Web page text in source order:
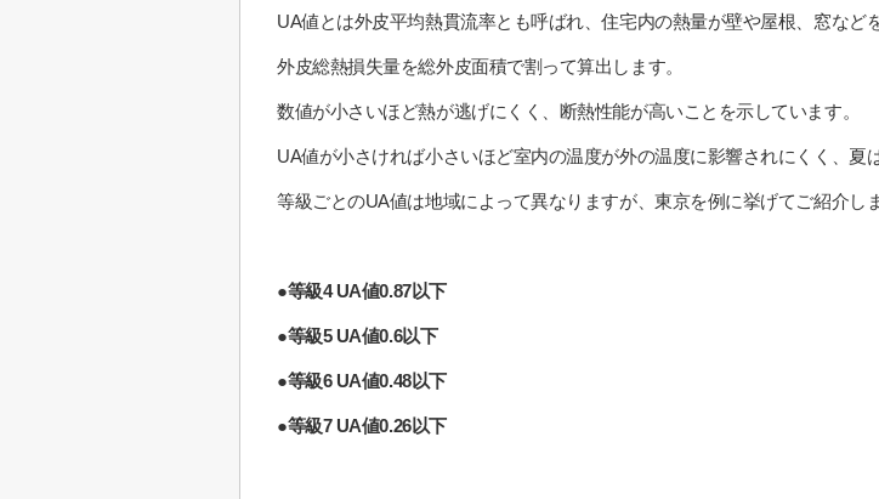
UA値とは外皮平均熱貫流率とも呼ばれ、住宅内の熱量が壁や屋根、窓など
外皮総熱損失量を総外皮面積で割って算出します。
数値が小さいほど熱が逃げにくく、断熱性能が高いことを示しています。
UA値が小さければ小さいほど室内の温度が外の温度に影響されにくく、夏
等級ごとのUA値は地域によって異なりますが、東京を例に挙げてご紹介しま
●等級4 UA値0.87以下
●等級5 UA値0.6以下
●等級6 UA値0.48以下
●等級7 UA値0.26以下